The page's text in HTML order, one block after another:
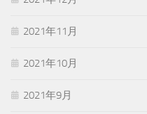
2021年11月
2021年10月
2021年9月